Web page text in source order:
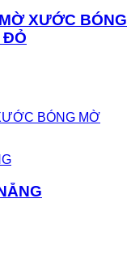
XƯỚC BÓNG
ĐỎ
BÓNG MỜ